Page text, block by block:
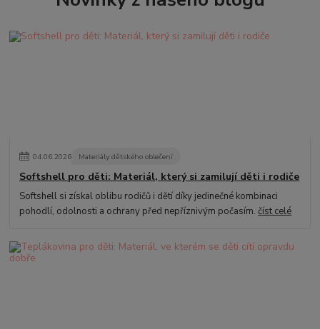
04.06.2026 Materiály dětského oblečení
Softshell pro děti: Materiál, který si zamilují děti i rodiče
Softshell si získal oblibu rodičů i dětí díky jedinečné kombinaci
pohodlí, odolnosti a ochrany před nepříznivým počasím.číst celé